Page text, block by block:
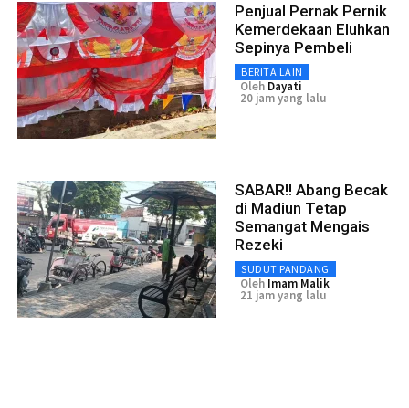
Penjual Pernak Pernik
Kemerdekaan Eluhkan
Sepinya Pembeli
BERITA LAIN
Oleh Dayati
20 jam yang lalu
SABAR!! Abang Becak
di Madiun Tetap
Semangat Mengais
Rezeki
SUDUT PANDANG
Oleh Imam Malik
21 jam yang lalu